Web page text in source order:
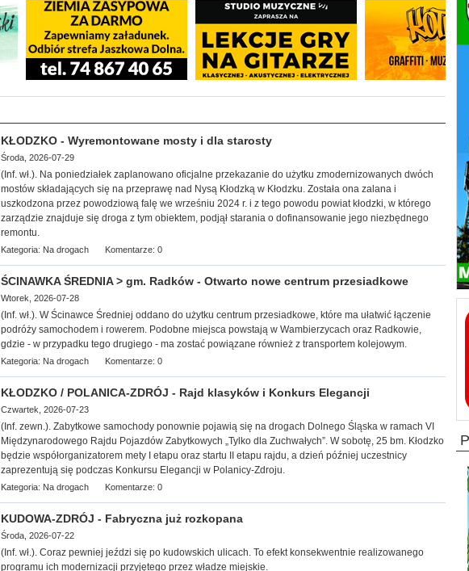
KŁODZKO - Wyremontowane mosty i dla starosty
Środa, 2026-07-29
(Inf. wł.). Na poniedziałek zaplanowano oficjalne przekazanie do użytku zmodernizowanych dwóch
mostów składających się na przeprawę nad Nysą Kłodzką w Kłodzku. Została ona zalana i
uszkodzona przez powodziową falę we wrześniu 2024 r. i z tego powodu powiat kłodzki, w którego
zarządzie znajduje się droga z tym obiektem, podjął starania o dofinansowanie jego niezbędnego
remontu.
Kategoria: Na drogach Komentarze: 0
ŚCINAWKA ŚREDNIA > gm. Radków - Otwarto nowe centrum przesiadkowe
Wtorek, 2026-07-28
(Inf. wł.). W Ścinawce Średniej oddano do użytku centrum przesiadkowe, które ma ułatwić łączenie
podróży samochodem i rowerem. Podobne miejsca powstają w Wambierzycach oraz Radkowie,
gdzie - w przypadku tego drugiego - ma zostać powiązane również z transportem kolejowym.
Kategoria: Na drogach Komentarze: 0
KŁODZKO / POLANICA-ZDRÓJ - Rajd klasyków i Konkurs Elegancji
Czwartek, 2026-07-23
(Inf. zewn.). Zabytkowe samochody ponownie pojawią się na drogach Dolnego Śląska w ramach VI
Międzynarodowego Rajdu Pojazdów Zabytkowych „Tylko dla Zuchwałych”. W sobotę, 25 bm. Kłodzko
będzie współorganizatorem mety I etapu oraz startu II etapu rajdu, a dzień później uczestnicy
zaprezentują się podczas Konkursu Elegancji w Polanicy-Zdroju.
Kategoria: Na drogach Komentarze: 0
KUDOWA-ZDRÓJ - Fabryczna już rozkopana
Środa, 2026-07-22
(Inf. wł.). Coraz pewniej jeździ się po kudowskich ulicach. To efekt konsekwentnie realizowanego
programu ich modernizacji przyjętego przez władze miejskie.